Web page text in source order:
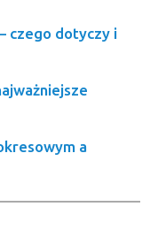
czego dotyczy i
a